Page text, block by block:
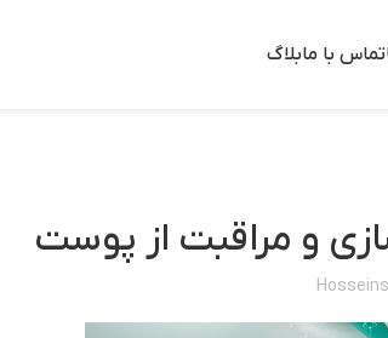
تماس با مابلاگ
و مراقبت از پوست